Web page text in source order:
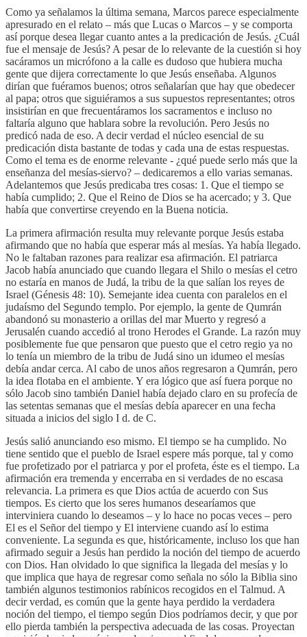
Como ya señalamos la última semana, Marcos parece especialmente
apresurado en el relato – más que Lucas o Marcos – y se comporta
así porque desea llegar cuanto antes a la predicación de Jesús. ¿Cuál
fue el mensaje de Jesús? A pesar de lo relevante de la cuestión si hoy
sacáramos un micrófono a la calle es dudoso que hubiera mucha
gente que dijera correctamente lo que Jesús enseñaba. Algunos
dirían que fuéramos buenos; otros señalarían que hay que obedecer
al papa; otros que siguiéramos a sus supuestos representantes; otros
insistirían en que frecuentáramos los sacramentos e incluso no
faltaría alguno que hablara sobre la revolución. Pero Jesús no
predicó nada de eso. A decir verdad el núcleo esencial de su
predicación dista bastante de todas y cada una de estas respuestas.
Como el tema es de enorme relevante - ¿qué puede serlo más que la
enseñanza del mesías-siervo? – dedicaremos a ello varias semanas.
Adelantemos que Jesús predicaba tres cosas: 1. Que el tiempo se
había cumplido; 2. Que el Reino de Dios se ha acercado; y 3. Que
había que convertirse creyendo en la Buena noticia.
La primera afirmación resulta muy relevante porque Jesús estaba
afirmando que no había que esperar más al mesías. Ya había llegado.
No le faltaban razones para realizar esa afirmación. El patriarca
Jacob había anunciado que cuando llegara el Shilo o mesías el cetro
no estaría en manos de Judá, la tribu de la que salían los reyes de
Israel (Génesis 48: 10). Semejante idea cuenta con paralelos en el
judaísmo del Segundo templo. Por ejemplo, la gente de Qumrán
abandonó su monasterio a orillas del mar Muerto y regresó a
Jerusalén cuando accedió al trono Herodes el Grande. La razón muy
posiblemente fue que pensaron que puesto que el cetro regio ya no
lo tenía un miembro de la tribu de Judá sino un idumeo el mesías
debía andar cerca. Al cabo de unos años regresaron a Qumrán, pero
la idea flotaba en el ambiente. Y era lógico que así fuera porque no
sólo Jacob sino también Daniel había dejado claro en su profecía de
las setentas semanas que el mesías debía aparecer en una fecha
situada a inicios del siglo I d. de C.
Jesús salió anunciando eso mismo. El tiempo se ha cumplido. No
tiene sentido que el pueblo de Israel espere más porque, tal y como
fue profetizado por el patriarca y por el profeta, éste es el tiempo. La
afirmación era tremenda y encerraba en si verdades de no escasa
relevancia. La primera es que Dios actúa de acuerdo con Sus
tiempos. Es cierto que los seres humanos desearíamos que
interviniera cuando lo deseamos – y lo hace no pocas veces – pero
El es el Señor del tiempo y El interviene cuando así lo estima
conveniente. La segunda es que, históricamente, incluso los que han
afirmado seguir a Jesús han perdido la noción del tiempo de acuerdo
con Dios. Han olvidado lo que significa la llegada del mesías y lo
que implica que haya de regresar como señala no sólo la Biblia sino
también algunos testimonios rabínicos recogidos en el Talmud. A
decir verdad, es común que la gente haya perdido la verdadera
noción del tiempo, el tiempo según Dios podríamos decir, y que por
ello pierda también la perspectiva adecuada de las cosas. Proyectan